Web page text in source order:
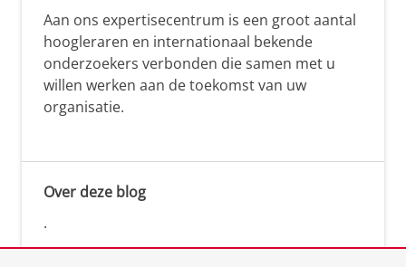
Aan ons expertisecentrum is een groot aantal
hoogleraren en internationaal bekende
onderzoekers verbonden die samen met u
willen werken aan de toekomst van uw
organisatie.
Over deze blog
.